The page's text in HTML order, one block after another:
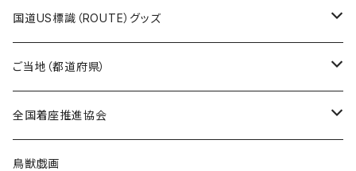
トートバッグ
千葉ロッテマリーンズコラボ
ホテルキーホルダー
トートバッグ
ホテルキーホルダー
ステッカー
国道0～99号線
国道100～199号線
Tシャツ
キャップ
国道US標識（ROUTE）グッズ
ステッカー
ROUTE 0～99号線
ROUTE100～199号線
Tシャツ
ROUTE 0～99号線
キャップ
ご当地（都道府県）
北海道
青森県
全国着座推進協会
ステッカー
鳥獣戯画